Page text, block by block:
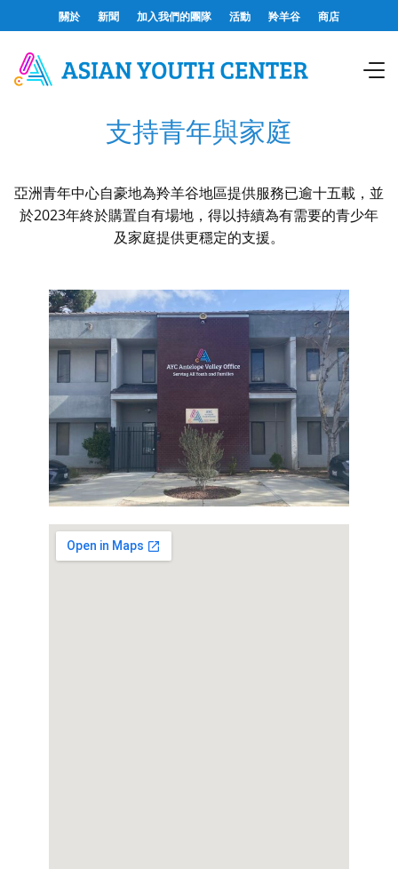
關於 新聞 加入我們的團隊 活動 羚羊谷 商店
支持青年與家庭
亞洲青年中心自豪地為羚羊谷地區提供服務已逾十五載，並
於2023年終於購置自有場地，得以持續為有需要的青少年
及家庭提供更穩定的支援。